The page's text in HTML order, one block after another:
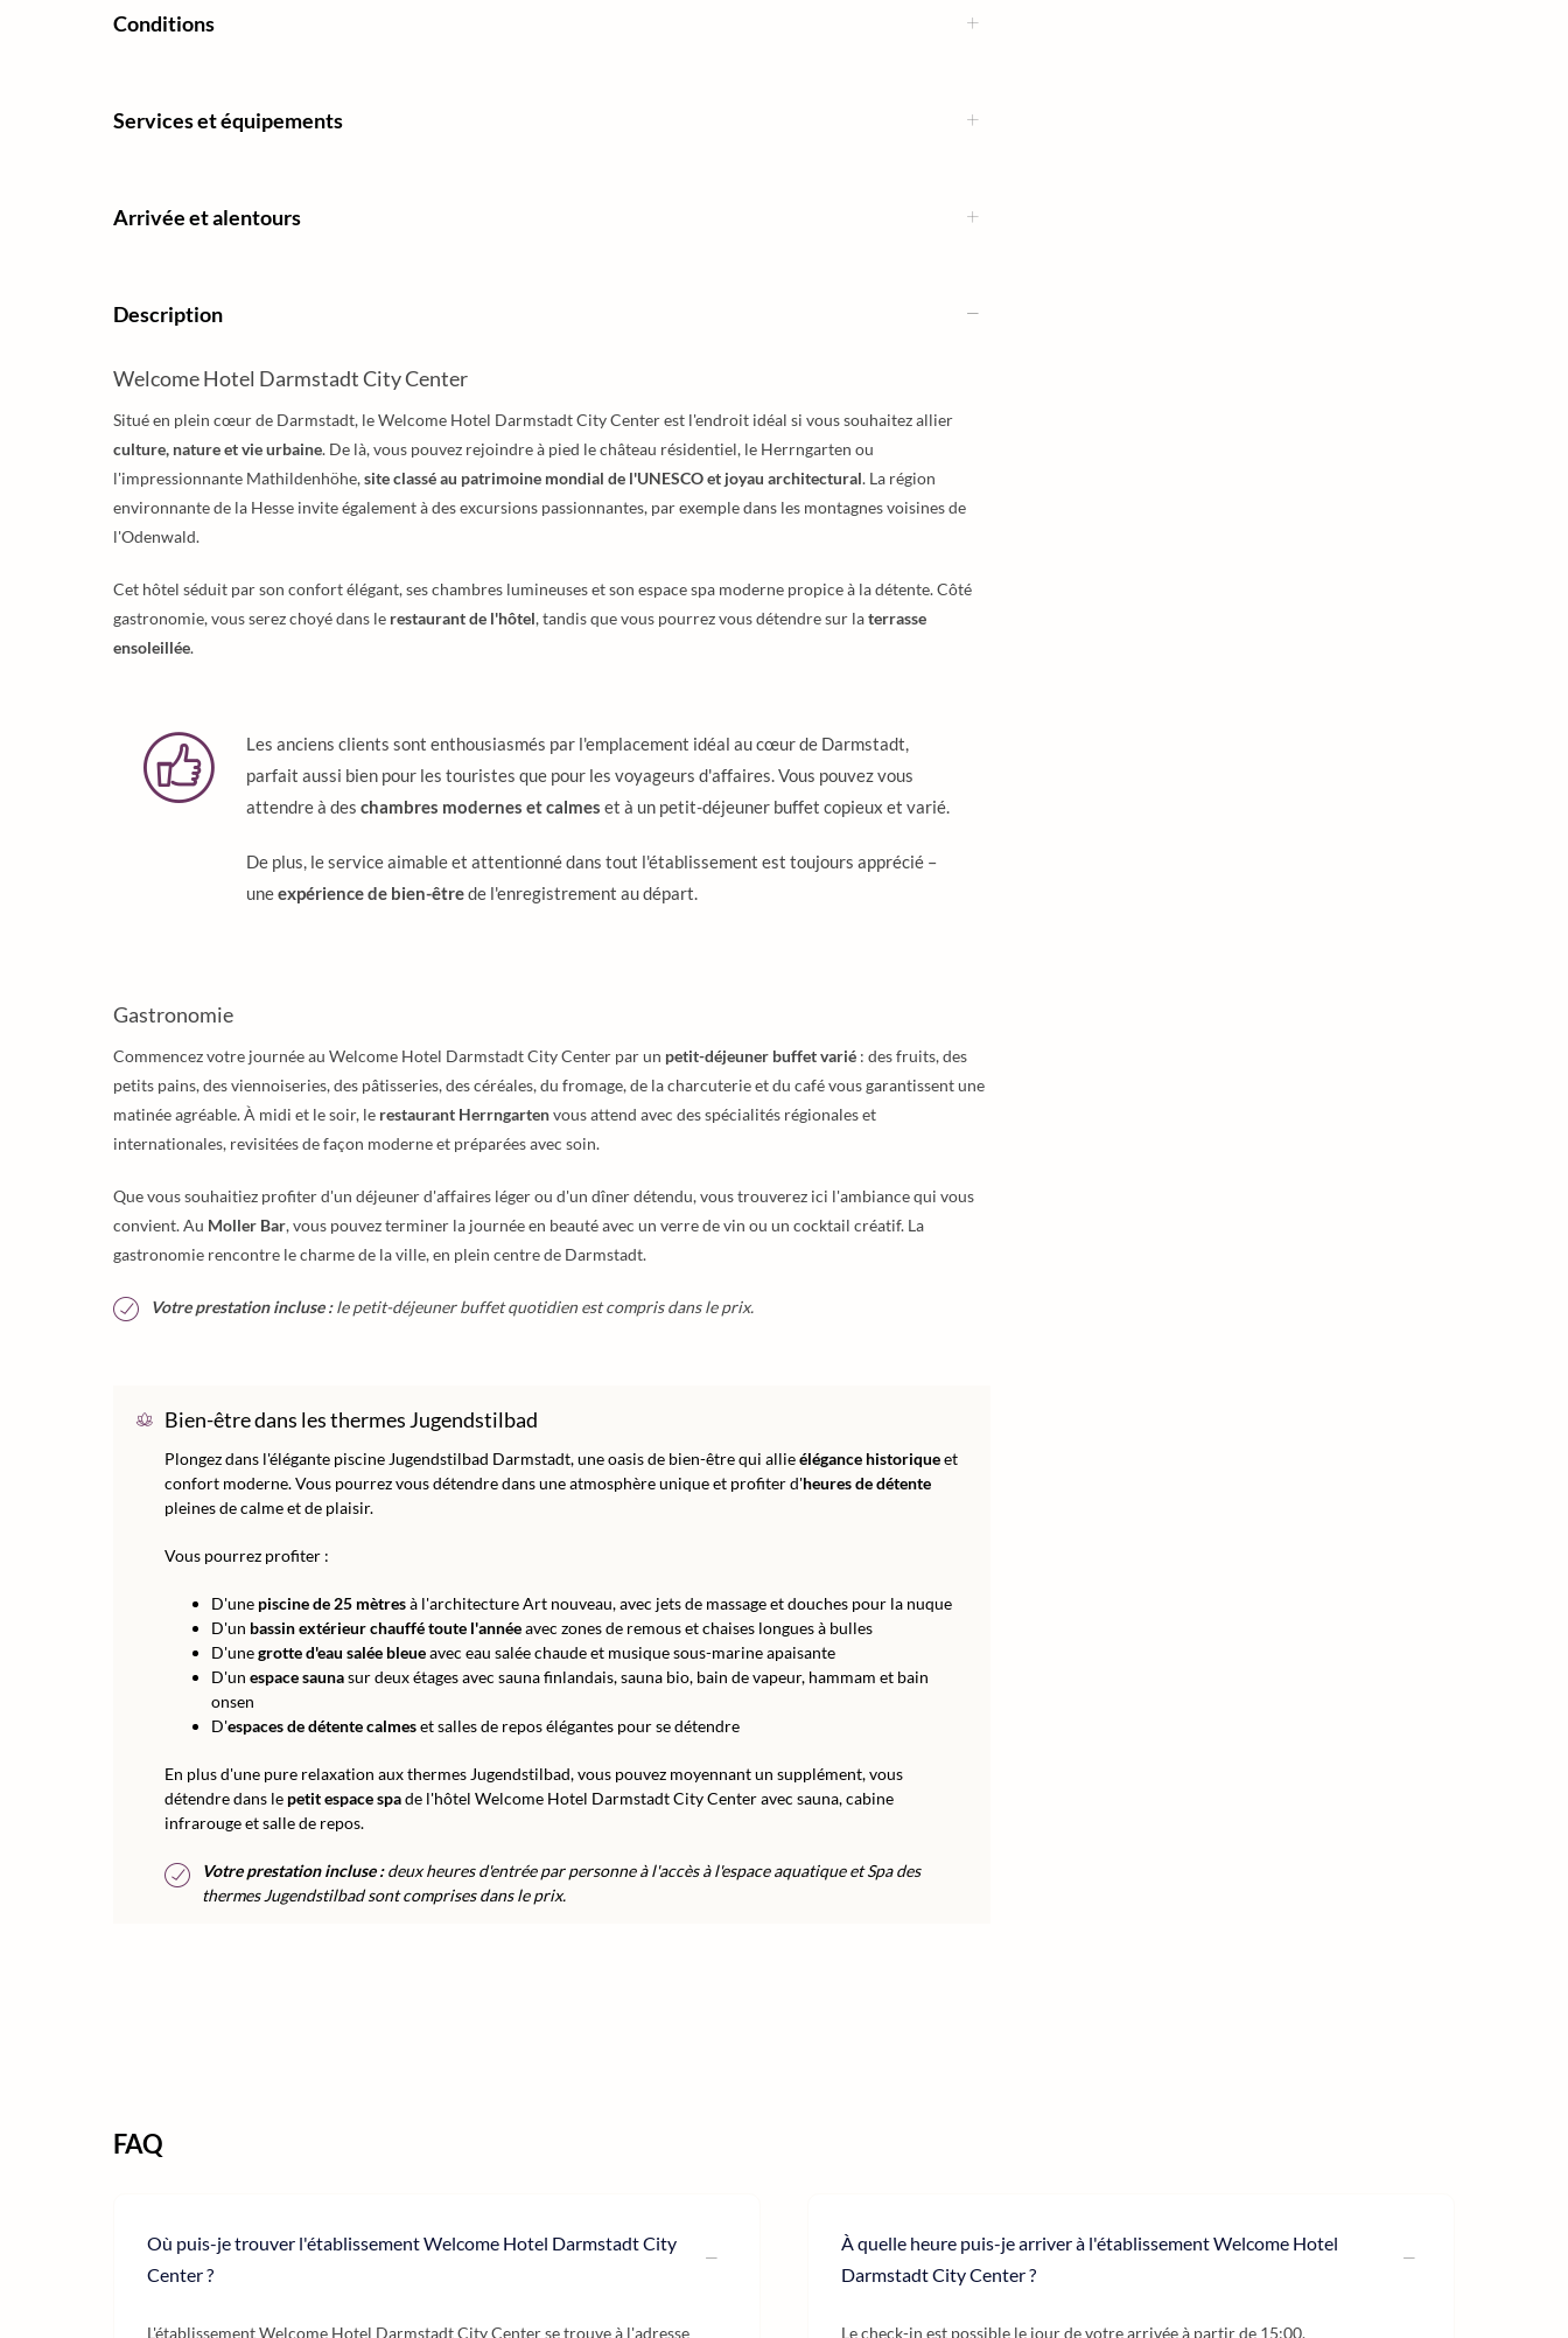
Conditions
Services et équipements
Arrivée et alentours
Description
Welcome Hotel Darmstadt City Center
Situé en plein cœur de Darmstadt, le Welcome Hotel Darmstadt City Center est l'endroit idéal si vous souhaitez allier
culture, nature et vie urbaine. De là, vous pouvez rejoindre à pied le château résidentiel, le Herrngarten ou
l'impressionnante Mathildenhöhe,site classé au patrimoine mondial de l'UNESCO et joyau architectural. La région
environnante de la Hesse invite également à des excursions passionnantes, par exemple dans les montagnes voisines de
l'Odenwald.
Cet hôtel séduit par son confort élégant, ses chambres lumineuses et son espace spa moderne propice à la détente. Côté
gastronomie, vous serez choyé dans le restaurant de l'hôtel, tandis que vous pourrez vous détendre sur laterrasse
ensoleillée.
Les anciens clients sont enthousiasmés par l'emplacement idéal au cœur de Darmstadt,
parfait aussi bien pour les touristes que pour les voyageurs d'affaires. Vous pouvez vous
attendre à des chambres modernes et calmes et à un petit-déjeuner buffet copieux et varié.
De plus, le service aimable et attentionné dans tout l'établissement est toujours apprécié –
uneexpérience de bien-êtrede l'enregistrement au départ.
Gastronomie
Commencez votre journée au Welcome Hotel Darmstadt City Center par un petit-déjeuner buffet varié : des fruits, des
petits pains, des viennoiseries, des pâtisseries, des céréales, du fromage, de la charcuterie et du café vous garantissent une
matinée agréable. À midi et le soir, le restaurant Herrngartenvous attend avec des spécialités régionales et
internationales, revisitées de façon moderne et préparées avec soin.
Que vous souhaitiez profiter d'un déjeuner d'affaires léger ou d'un dîner détendu, vous trouverez ici l'ambiance qui vous
convient. Au Moller Bar, vous pouvez terminer la journée en beauté avec un verre de vin ou un cocktail créatif. La
gastronomie rencontre le charme de la ville, en plein centre de Darmstadt.
Votre prestation incluse :le petit-déjeuner buffet quotidien est compris dans le prix.
Bien-être dans les thermes Jugendstilbad
Plongez dans l'élégante piscine Jugendstilbad Darmstadt, une oasis de bien-être qui allieélégance historiqueet
confort moderne. Vous pourrez vous détendre dans une atmosphère unique et profiter d'heures de détente
pleines de calme et de plaisir.
Vous pourrez profiter :
D'une piscine de 25 mètresà l'architecture Art nouveau, avec jets de massage et douches pour la nuque
D'un bassin extérieur chauffé toute l'annéeavec zones de remous et chaises longues à bulles
D'unegrotte d'eau salée bleueavec eau salée chaude et musique sous-marine apaisante
D'un espace saunasur deux étages avec sauna finlandais, sauna bio, bain de vapeur, hammam et bain
onsen
D'espaces de détente calmeset salles de repos élégantes pour se détendre
En plus d'une pure relaxation aux thermes Jugendstilbad, vous pouvez moyennant un supplément, vous
détendre dans le petit espace spade l'hôtel Welcome Hotel Darmstadt City Center avec sauna, cabine
infrarouge et salle de repos.
Votre prestation incluse :deux heures d'entrée par personne à l'accès à l'espace aquatique et Spa des
thermes Jugendstilbad sont comprises dans le prix.
FAQ
Où puis-je trouver l'établissement Welcome Hotel Darmstadt City
Center ?
L'établissement Welcome Hotel Darmstadt City Center se trouve à l'adresse
À quelle heure puis-je arriver à l'établissement Welcome Hotel
Darmstadt City Center ?
Le check-in est possible le jour de votre arrivée à partir de 15:00.